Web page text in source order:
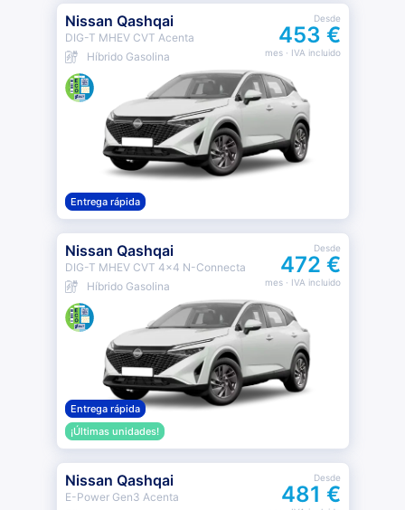
Nissan Qashqai
DIG-T MHEV CVT Acenta
Híbrido Gasolina
Desde
453 €
mes· IVA incluido
Entrega rápida
Nissan Qashqai
DIG-T MHEV CVT 4x4 N-Connecta
Híbrido Gasolina
Desde
472 €
mes· IVA incluido
Entrega rápida
¡Últimas unidades!
Nissan Qashqai
E-Power Gen3 Acenta
Desde
481 €